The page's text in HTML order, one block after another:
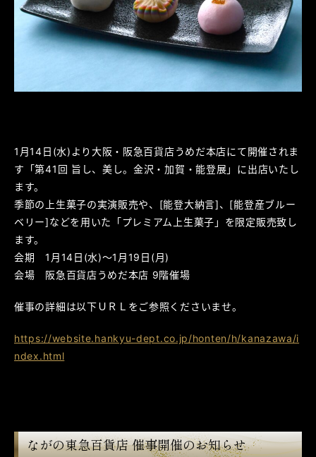
1月14日(水)より大阪・阪急百貨店うめだ本店にて開催されま
す「第41回 旨し、美し。金沢・加賀・能登展」に出店いたし
ます。
季節の上生菓子の実演販売や、[能登大納言]、[能登産ブルー
ベリー]などを用いた「プレミアム上生菓子」を限定販売致し
ます。
会期 1月14日(水)～1月19日(月)
会場 阪急百貨店うめだ本店 9階催場
催事の詳細は以下ＵＲＬをご参照くださいませ。
https://website.hankyu-dept.co.jp/honten/h/kanazawa/i
ndex.html
ながの東急百貨店 催事開催のお知らせ